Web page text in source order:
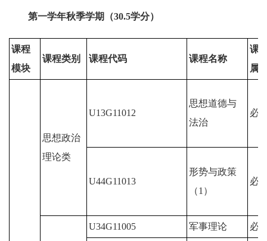
第一学年秋季学期（30.5学分）
课程
模块
课程类别 课程代码 课程名称
课
属
思想政治
理论类
U13G11012
思想道德与
法治
必
U44G11013
形势与政策
（1）
必
U34G11005 军事理论 必